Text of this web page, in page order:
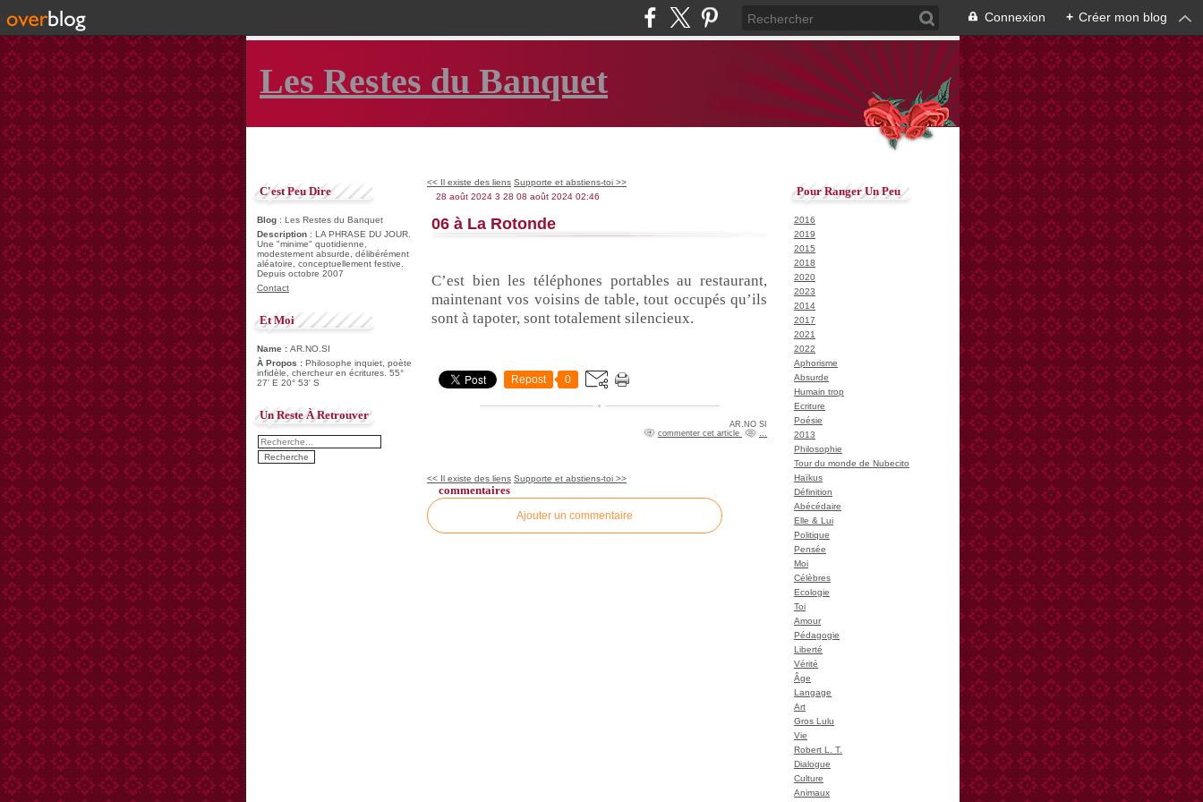
Connexion + Créer mon blog
Les Restes du Banquet
C'est Peu Dire
Blog : Les Restes du Banquet
Description : LA PHRASE DU JOUR.
Une "minime" quotidienne,
modestement absurde, délibérément
aléatoire, conceptuellement festive.
Depuis octobre 2007
Contact
Et Moi
Name : AR.NO.SI
À Propos : Philosophe inquiet, poète
infidèle, chercheur en écritures. 55°
27' E 20° 53' S
Un Reste À Retrouver
<< Il existe des liens Supporte et abstiens-toi >>
28 août 2024 3 28 08 août 2024 02:46
06 à La Rotonde
C’est bien les téléphones portables au restaurant,
maintenant vos voisins de table, tout occupés qu’ils
sont à tapoter, sont totalement silencieux.
Repost 0
AR.NO SI
commenter cet article
<< Il existe des liens Supporte et abstiens-toi >>
commentaires
Ajouter un commentaire
Pour Ranger Un Peu
2016
2019
2015
2018
2020
2023
2014
2017
2021
2022
Aphorisme
Absurde
Humain trop
Ecriture
Poésie
2013
Philosophie
Tour du monde de Nubecito
Haïkus
Définition
Abécédaire
Elle & Lui
Politique
Pensée
Moi
Célèbres
Ecologie
Toi
Amour
Pédagogie
Liberté
Vérité
Âge
Langage
Art
Gros Lulu
Vie
Robert L. T.
Dialogue
Culture
Animaux